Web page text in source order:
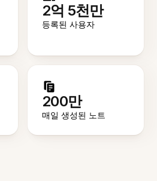
2억 5천만
등록된 사용자
200만
매일 생성된 노트